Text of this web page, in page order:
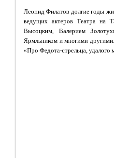
Леонид Филатов долгие годы
ведущих актеров Театра на
Высоцким, Валерием
Ярмльником и многими
«Про Федота-стрельца, удалого